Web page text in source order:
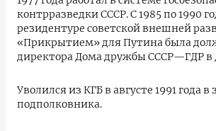
контрразведки СССР. С 1985 по 1990
резидентуре советской внешней
«Прикрытием» для Путина была
директора Дома дружбы СССР—ГДР в
Уволился из КГБ в августе 1991 года в
подполковника.